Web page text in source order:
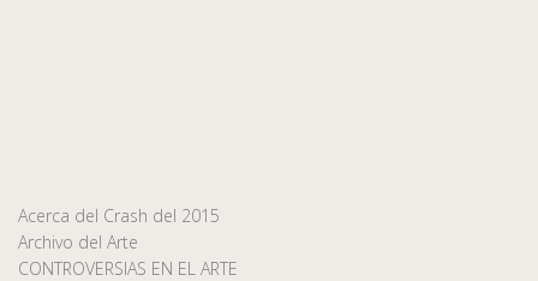
Acerca del Crash del 2015
Archivo del Arte
CONTROVERSIAS EN EL ARTE